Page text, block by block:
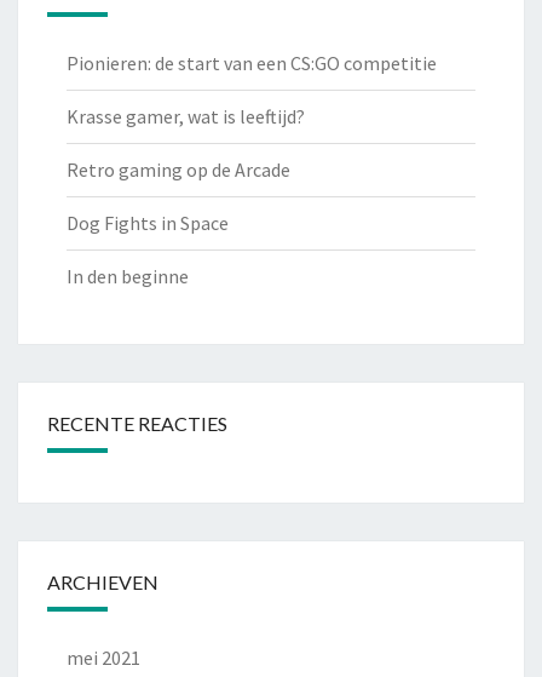
Pionieren: de start van een CS:GO competitie
Krasse gamer, wat is leeftijd?
Retro gaming op de Arcade
Dog Fights in Space
In den beginne
RECENTE REACTIES
ARCHIEVEN
mei 2021